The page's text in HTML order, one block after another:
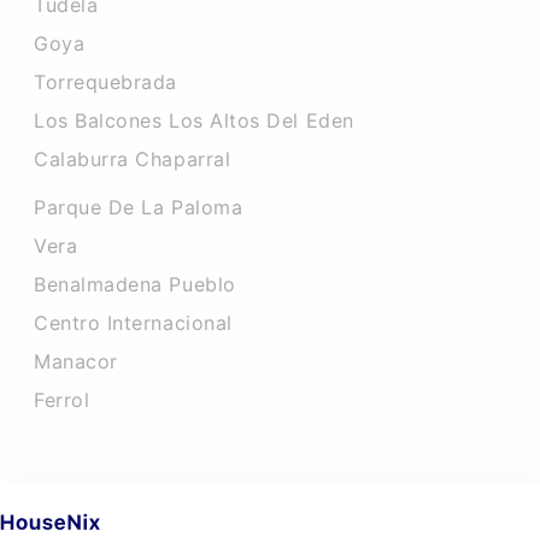
Tudela
Goya
Torrequebrada
Los Balcones Los Altos Del Eden
Calaburra Chaparral
Parque De La Paloma
Vera
Benalmadena Pueblo
Centro Internacional
Manacor
Ferrol